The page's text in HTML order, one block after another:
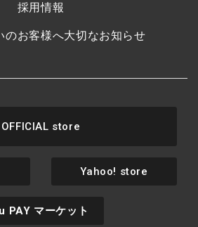
採用情報
のお客様へ大切なお知らせ
OFFICIAL store
Yahoo! store
PAY マーケット